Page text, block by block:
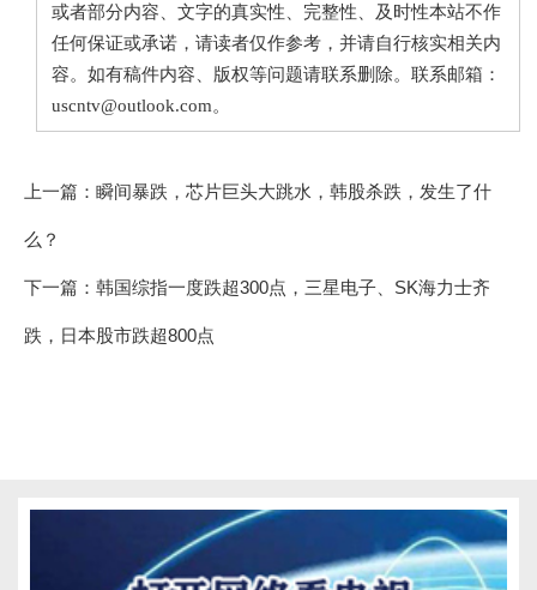
或者部分内容、文字的真实性、完整性、及时性本站不作
任何保证或承诺，请读者仅作参考，并请自行核实相关内
容。如有稿件内容、版权等问题请联系删除。联系邮箱：
uscntv@outlook.com。
上一篇： 瞬间暴跌，芯片巨头大跳水，韩股杀跌，发生了什
么？
下一篇： 韩国综指一度跌超300点，三星电子、SK海力士齐
跌，日本股市跌超800点